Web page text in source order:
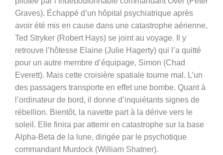
Graves). Échappé d’un hôpital psychiatrique après
avoir été mis en cause dans une catastrophe aérienne,
Ted Stryker (Robert Hays) se joint au voyage. Il y
retrouve l’hôtesse Elaine (Julie Hagerty) qui l’a quitté
pour un autre membre d’équipage, Simon (Chad
Everett). Mais cette croisière spatiale tourne mal. L’un
des passagers transporte en effet une bombe. Quant à
l’ordinateur de bord, il donne d’inquiétants signes de
rébellion. Bientôt, la navette part à la dérive vers le
soleil. Elle finira par atterrir en catastrophe sur la base
Alpha-Beta de la lune, dirigée par le psychotique
commandant Murdock (William Shatner).